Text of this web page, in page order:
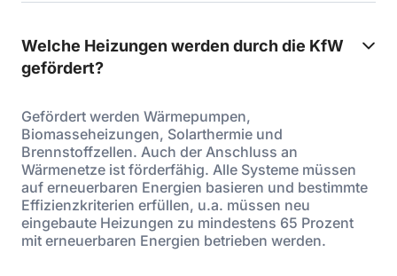
Welche Heizungen werden durch die KfW
gefördert?
Gefördert werden Wärmepumpen,
Biomasseheizungen, Solarthermie und
Brennstoffzellen. Auch der Anschluss an
Wärmenetze ist förderfähig. Alle Systeme müssen
auf erneuerbaren Energien basieren und bestimmte
Effizienzkriterien erfüllen, u.a. müssen neu
eingebaute Heizungen zu mindestens 65 Prozent
mit erneuerbaren Energien betrieben werden.